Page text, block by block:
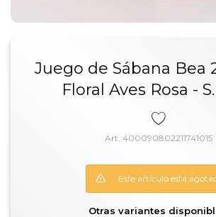
Juego de Sábana Bea
Floral Aves Rosa -
400090802211741015
Este artículo está
Otras variantes